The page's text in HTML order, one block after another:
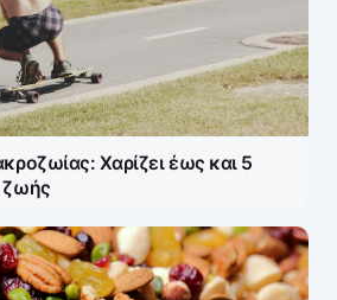
Χαρίζει έως και 5
ζωής